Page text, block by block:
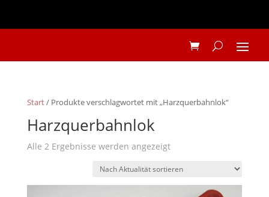
Start/ Produkte verschlagwortet mit „Harzquerbahnlok“
Harzquerbahnlok
Alle 2 Ergebnisse werden angezeigtNach
sortiert